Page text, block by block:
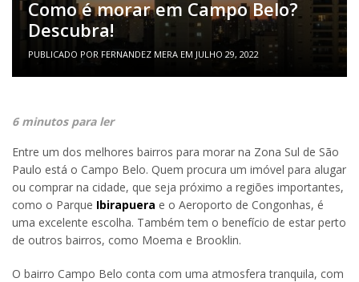
Como é morar em Campo Belo?
Descubra!
PUBLICADO POR FERNANDEZ MERA EM JULHO 29, 2022
6 minutos para ler
Entre um dos melhores bairros para morar na Zona Sul de São
Paulo está o Campo Belo. Quem procura um imóvel para alugar
ou comprar na cidade, que seja próximo a regiões importantes,
como o Parque Ibirapuera e o Aeroporto de Congonhas, é
uma excelente escolha. Também tem o benefício de estar perto
de outros bairros, como Moema e Brooklin.
O bairro Campo Belo conta com uma atmosfera tranquila, com